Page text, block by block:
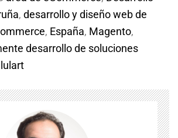
, desarrollo y diseño web de
, España, Magento,
desarrollo de soluciones